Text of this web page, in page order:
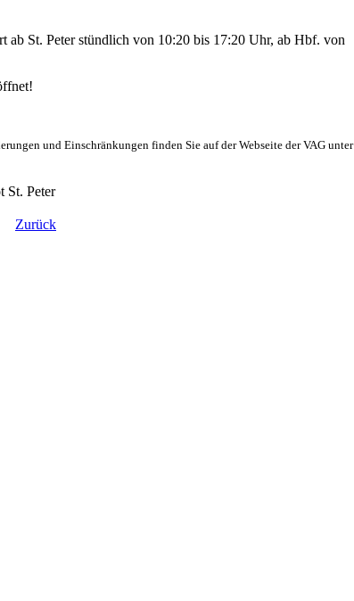
St. Peter stündlich von 10:20 bis 17:20 Uhr, ab Hbf. von
und Einschränkungen finden Sie auf der Webseite der VAG unter
St. Peter
Zurück